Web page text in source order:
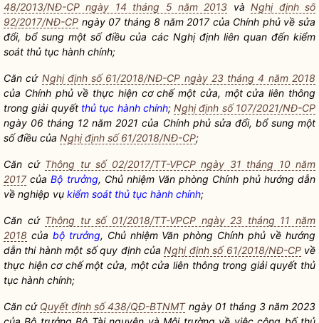
48/2013/NĐ-CP ngày 14 tháng 5 năm 2013 vàNghị định số
92/2017/NĐ-CP ngày 07 tháng 8 năm 2017 của Chính phủ về sửa
đổi, bổ sung một số điều của các Nghị định liên quan đến kiểm
soát thủ tục hành chính;
Căn cứ Nghị định số 61/2018/NĐ-CP ngày 23 tháng 4 năm 2018
của Chính phủ về thực hiện cơ chế một cửa, một cửa liên thông
trong giải quyết thủ tục hành chính; Nghị định số 107/2021/NĐ-CP
ngày 06 tháng 12 năm 2021 của Chính phủ sửa đổi, bổ sung một
số điều của Nghị định số 61/2018/NĐ-CP;
Căn cứ Thông tư số 02/2017/TT-VPCP ngày 31 tháng 10 năm
2017củaBộ trưởng, Chủ nhiệm Văn phòng Chính phủ hướng dẫn
về nghiệp vụ kiểm soát thủ tục hành chính;
Căn cứ Thông tư số 01/2018/TT-VPCP ngày 23 tháng 11 năm
2018 của bộ trưởng, Chủ nhiệm Văn phòng Chính phủ về hướng
dẫn thi hành một số quy định củaNghị định số 61/2018/NĐ-CPvề
thực hiện cơ chế một cửa, một cửa liên thông trong giải quyết thủ
tục hành chính;
Căn cứ Quyết định số 438/QĐ-BTNMTngày 01 tháng 3 năm 2023